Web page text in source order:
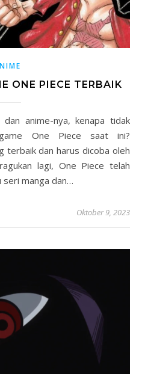
ONE PIECE TERBAIK
One Piece saat ini?
terbaik dan harus dicoba oleh
lagi, One Piece telah
seri manga dan…
Oktober 9, 2023